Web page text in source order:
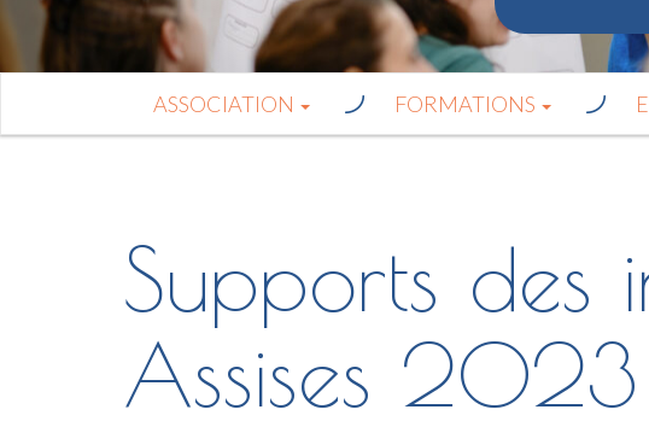
ASSOCIATION FORMATIONS
Supports des
Assises 2023